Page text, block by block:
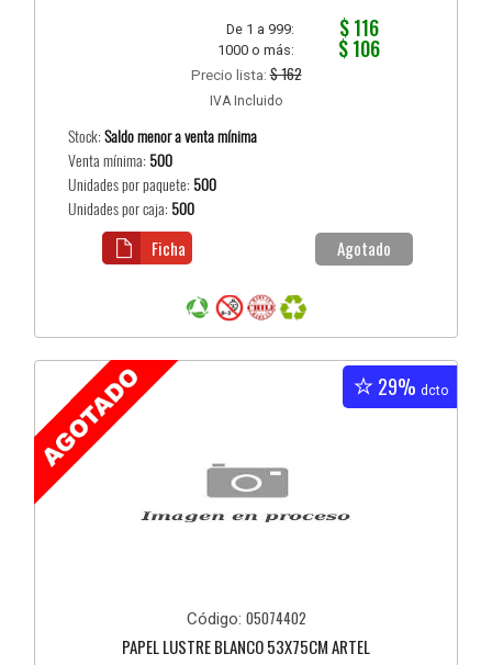
De 1 a 999: $ 116
1000 o más: $ 106
Precio lista:$ 162
IVA Incluido
Stock:Saldo menor a venta mínima
Venta mínima: 500
Unidades por paquete: 500
Unidades por caja: 500
Agotado
Ficha
29% dcto
Código: 05074402
PAPEL LUSTRE BLANCO 53X75CM ARTEL